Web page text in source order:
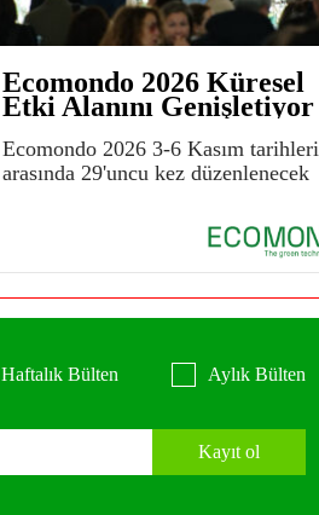
Ecomondo 2026 Küresel
Etki Alanını Genişletiyor
Ecomondo 2026 3-6 Kasım tarihleri
arasında 29'uncu kez düzenlenecek
Haftalık Bülten Aylık Bülten
Kayıt ol